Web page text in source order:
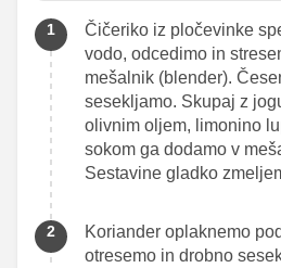
Čičeriko iz pločevinke
vodo, odcedimo in
mešalnik (blender).
sesekljamo. Skupaj z
olivnim oljem, limonino
sokom ga dodamo v
Sestavine gladko
Koriander oplaknemo
otresemo in drobno